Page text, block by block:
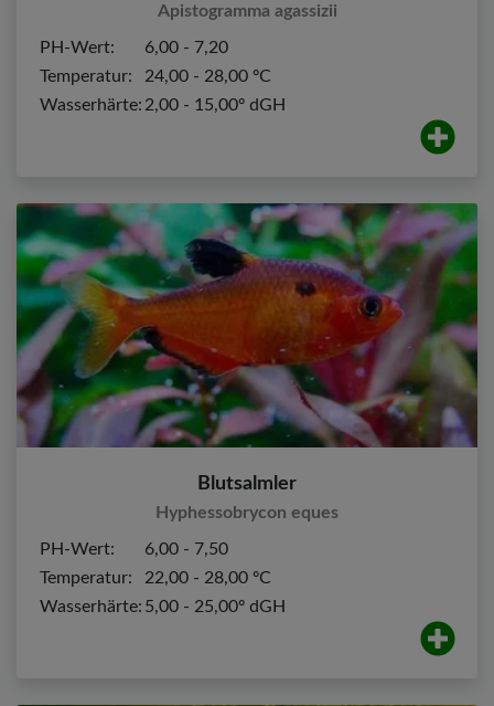
Apistogramma agassizii
PH-Wert:
6,00 - 7,20
Temperatur:
24,00 - 28,00 ºC
Wasserhärte: 2,00 - 15,00º dGH
Blutsalmler
Hyphessobrycon eques
PH-Wert:
6,00 - 7,50
Temperatur:
22,00 - 28,00 ºC
Wasserhärte: 5,00 - 25,00º dGH